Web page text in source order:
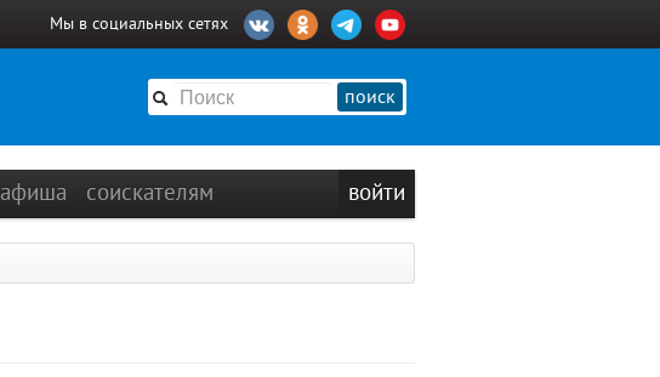
Мы в социальных сетях
поиск
афиша соискателям войти